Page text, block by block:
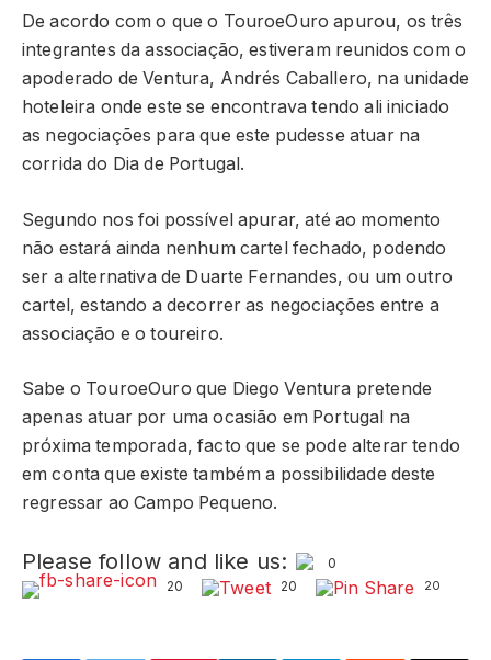
De acordo com o que o TouroeOuro apurou, os três
integrantes da associação, estiveram reunidos com o
apoderado de Ventura, Andrés Caballero, na unidade
hoteleira onde este se encontrava tendo ali iniciado
as negociações para que este pudesse atuar na
corrida do Dia de Portugal.
Segundo nos foi possível apurar, até ao momento
não estará ainda nenhum cartel fechado, podendo
ser a alternativa de Duarte Fernandes, ou um outro
cartel, estando a decorrer as negociações entre a
associação e o toureiro.
Sabe o TouroeOuro que Diego Ventura pretende
apenas atuar por uma ocasião em Portugal na
próxima temporada, facto que se pode alterar tendo
em conta que existe também a possibilidade deste
regressar ao Campo Pequeno.
Please follow and like us:
0
20
20 20